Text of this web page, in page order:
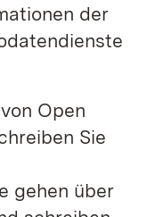
der
von Open
Sie
gehen über